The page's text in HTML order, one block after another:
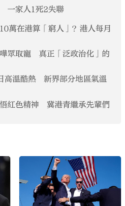
一家人1死2失聯
萬在港算「窮人」？港人每月
眾取寵 真正「泛政治化」的
高溫酷熱 新界部分地區氣溫
紅色精神 冀港青繼承先輩們